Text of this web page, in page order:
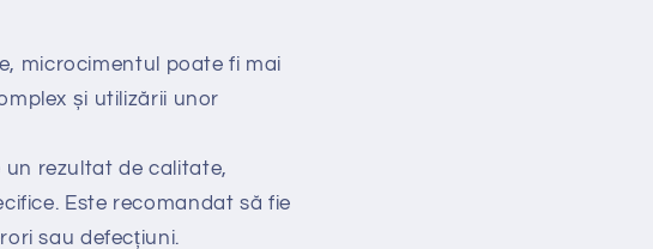
microcimentul poate fi mai
și utilizării unor
un rezultat de calitate,
Este recomandat să fie
sau defecțiuni.